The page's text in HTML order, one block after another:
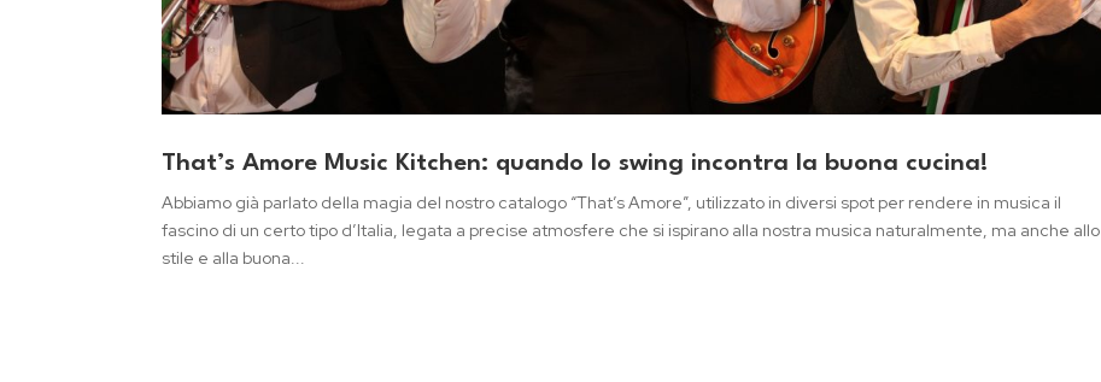
That’s Amore Music Kitchen: quando lo swing incontra la buona cucina!
Abbiamo già parlato della magia del nostro catalogo “That’s Amore”, utilizzato in diversi spot per rendere in musica il
fascino di un certo tipo d’Italia, legata a precise atmosfere che si ispirano alla nostra musica naturalmente, ma anche allo
stile e alla buona...